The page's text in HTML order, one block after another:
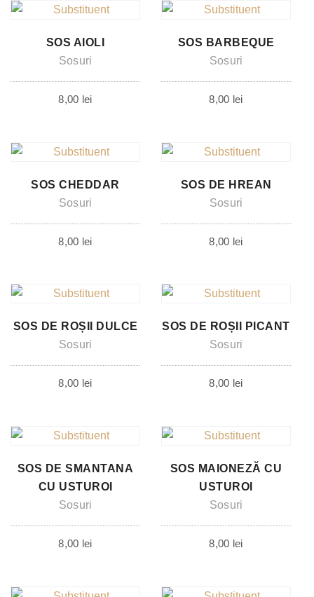
SOS AIOLI
Sosuri
8,00 lei
SOS BARBEQUE
Sosuri
8,00 lei
SOS CHEDDAR
Sosuri
8,00 lei
SOS DE HREAN
Sosuri
8,00 lei
SOS DE ROȘII DULCE
Sosuri
8,00 lei
SOS DE ROȘII PICANT
Sosuri
8,00 lei
SOS DE SMANTANA
CU USTUROI
Sosuri
8,00 lei
SOS MAIONEZĂ CU
USTUROI
Sosuri
8,00 lei